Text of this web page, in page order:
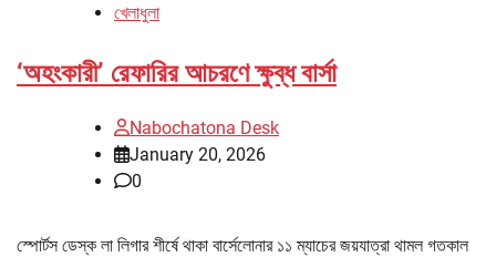
খেলাধুলা
‘অহংকারী’ রেফারির আচরণে ক্ষুব্ধ বার্সা
Nabochatona Desk
January 20, 2026
0
স্পোর্টস ডেস্ক লা লিগার শীর্ষে থাকা বার্সেলোনার ১১ ম্যাচের জয়যাত্রা থামল গতকাল